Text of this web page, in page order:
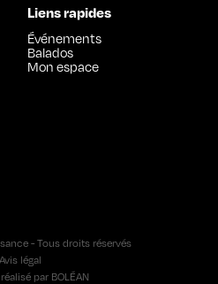
Liens rapides
Événements
Balados
Mon espace
- Tous droits réservés
Avis légal
par BOLÉAN